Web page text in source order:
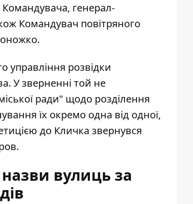
генерал-
Командувач повітряного
управління розвідки
У зверненні той не
ради" щодо розділення
їх окремо одна від одної,
до Кличка звернувся
вулиць за